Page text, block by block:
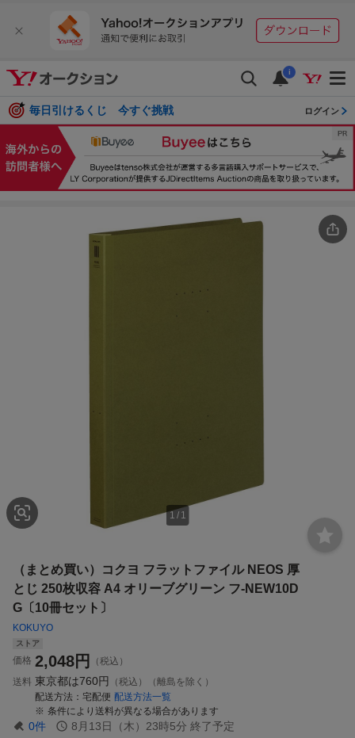
i
毎日引けるくじ 今すぐ挑戦 ログイン
1 / 1
（まとめ買い）コクヨ フラットファイル NEOS 厚
とじ 250枚収容 A4 オリーブグリーン フ-NEW10D
G〔10冊セット〕
KOKUYO
ストア
価格 2,048円
（税込）
送料 東京都は760円
（税込）（離島を除く）
配送方法
宅配便 配送方法一覧
条件により送料が異なる場合があります
0件 8月13日（木）23時5分 終了予定